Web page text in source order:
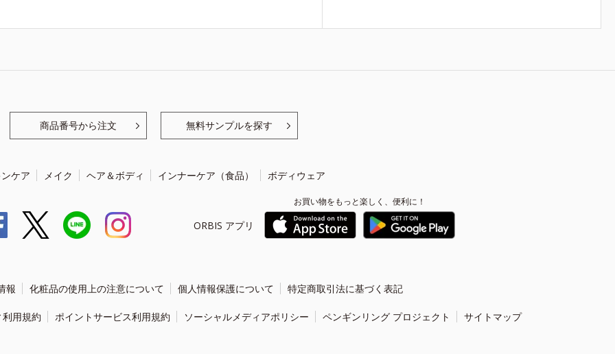
商品番号から注文 無料サンプルを探す
ケア メイク ヘア＆ボディ インナーケア（食品） ボディウェア
ORBIS アプリ
お買い物をもっと楽しく、便利に！
報 化粧品の使用上の注意について 個人情報保護について 特定商取引法に基づく表記
用規約 ポイントサービス利用規約 ソーシャルメディアポリシー ペンギンリング プロジェクト サイトマップ